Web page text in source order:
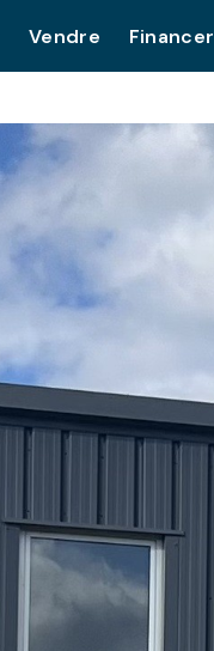
Vendre Financer